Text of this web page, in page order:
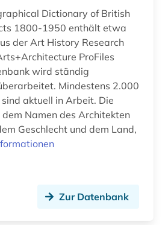
bodendenkmal (2)
(1)
Dictionary of British
1800-1950 enthält etwa
der Art History Research
ProFiles
wird ständig
Mindestens 2.000
aktuell in Arbeit. Die
dem Namen des Architekten
Geschlecht und dem Land,
Zur Datenbank